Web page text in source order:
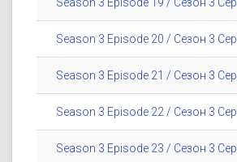
Season 3 Episode 19 / Сезон 3
Season 3 Episode 20 / Сезон 3
Season 3 Episode 21 / Сезон 3
Season 3 Episode 22 / Сезон 3
Season 3 Episode 23 / Сезон 3